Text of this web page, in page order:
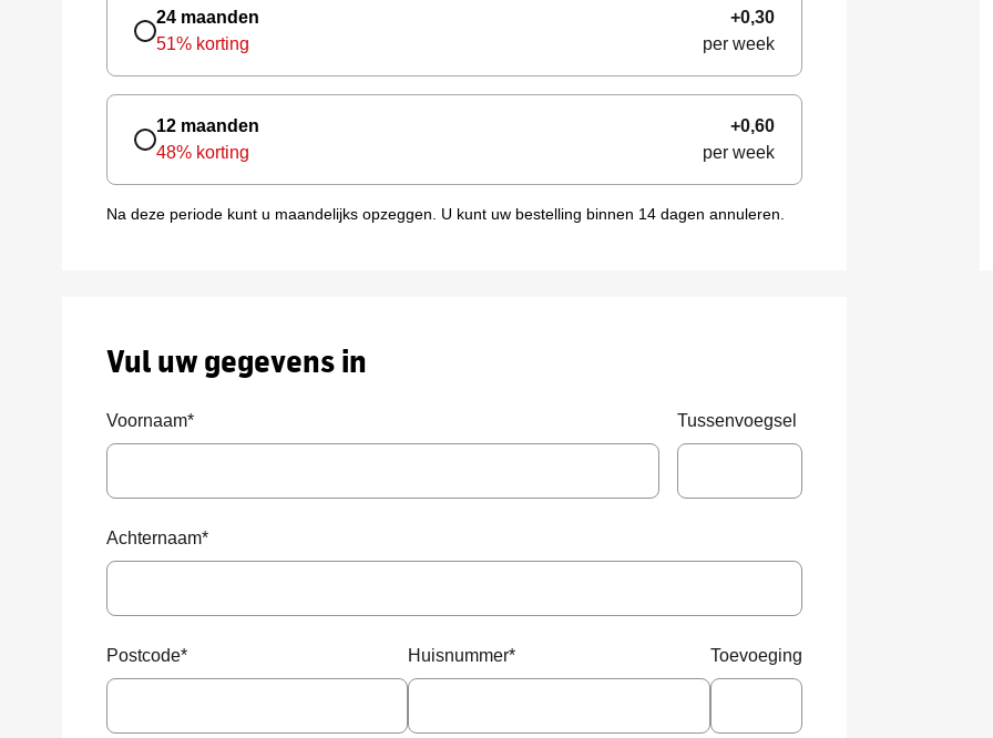
24 maanden
51% korting
+0,30
per week
12 maanden
48% korting
+0,60
per week
Na deze periode kunt u maandelijks opzeggen. U kunt uw bestelling binnen 14 dagen annuleren.
Vul uw gegevens in
Voornaam* Tussenvoegsel
Achternaam*
Postcode* Huisnummer* Toevoeging